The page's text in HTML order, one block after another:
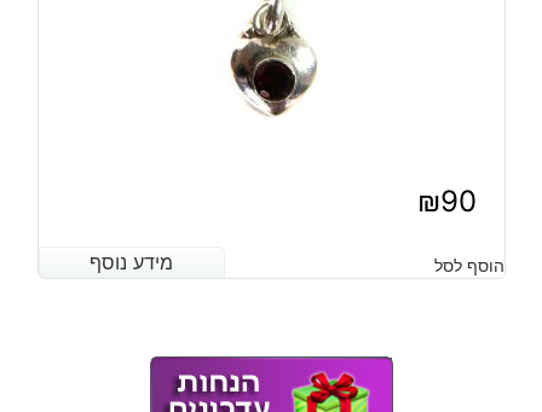
₪90
מידע נוסף הוסף לסל מידע נוסף